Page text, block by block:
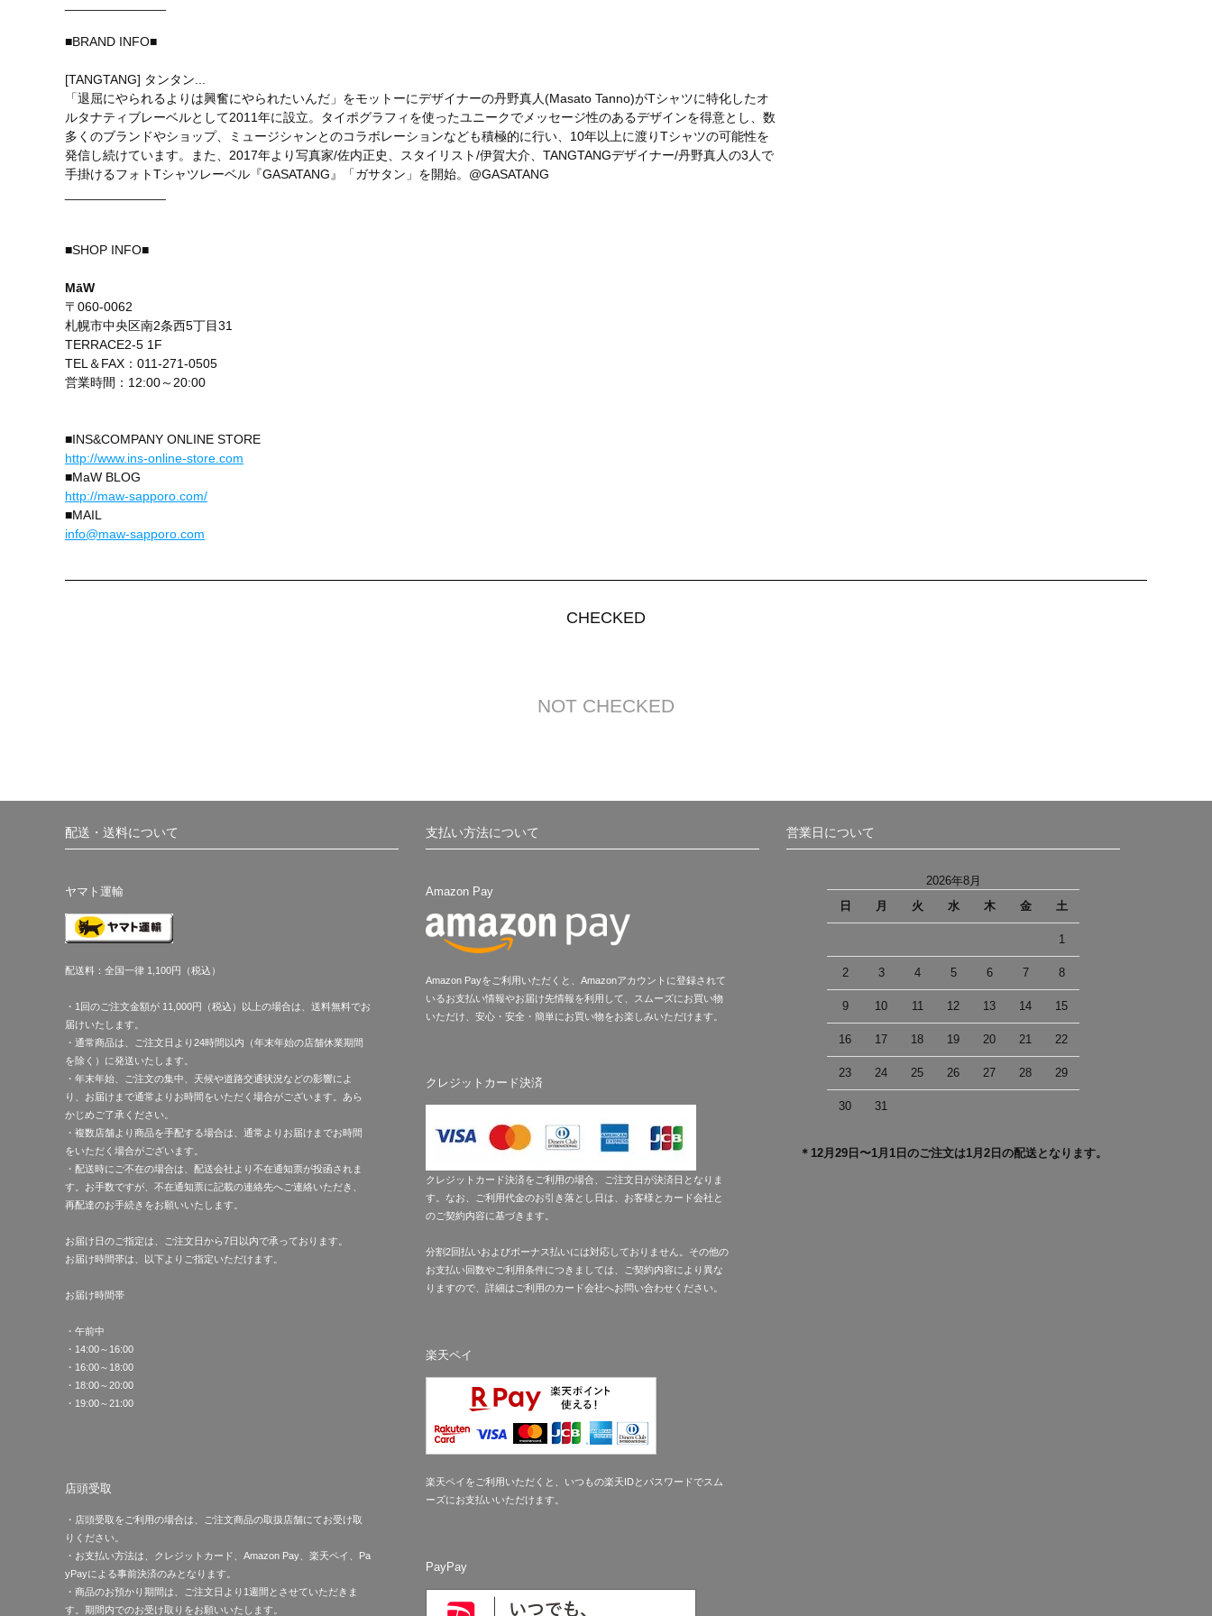
■BRAND INFO■
[TANGTANG] タンタン...
「退屈にやられるよりは興奮にやられたいんだ」をモットーにデザイナーの丹野真人(Masato Tanno)がTシャツに特化したオ
ルタナティブレーベルとして2011年に設立。タイポグラフィを使ったユニークでメッセージ性のあるデザインを得意とし、数
多くのブランドやショップ、ミュージシャンとのコラボレーションなども積極的に行い、10年以上に渡りTシャツの可能性を
発信し続けています。また、2017年より写真家/佐内正史、スタイリスト/伊賀大介、TANGTANGデザイナー/丹野真人の3人で
手掛けるフォトTシャツレーベル『GASATANG』「ガサタン」を開始。@GASATANG
■SHOP INFO■
MāW
〒060-0062
札幌市中央区南2条西5丁目31
TERRACE2-5 1F
TEL＆FAX：011-271-0505
営業時間：12:00～20:00
■INS&COMPANY ONLINE STORE
http://www.ins-online-store.com
■MaW BLOG
http://maw-sapporo.com/
■MAIL
info@maw-sapporo.com
CHECKED
NOT CHECKED
配送・送料について
ヤマト運輸
配送料：全国一律 1,100円（税込）
・1回のご注文金額が 11,000円（税込）以上の場合は、送料無料でお
届けいたします。
・通常商品は、ご注文日より24時間以内（年末年始の店舗休業期間
を除く）に発送いたします。
・年末年始、ご注文の集中、天候や道路交通状況などの影響によ
り、お届けまで通常よりお時間をいただく場合がございます。あら
かじめご了承ください。
・複数店舗より商品を手配する場合は、通常よりお届けまでお時間
をいただく場合がございます。
・配送時にご不在の場合は、配送会社より不在通知票が投函されま
す。お手数ですが、不在通知票に記載の連絡先へご連絡いただき、
再配達のお手続きをお願いいたします。
お届け日のご指定は、ご注文日から7日以内で承っております。
お届け時間帯は、以下よりご指定いただけます。
お届け時間帯
・午前中
・14:00～16:00
・16:00～18:00
・18:00～20:00
・19:00～21:00
店頭受取
・店頭受取をご利用の場合は、ご注文商品の取扱店舗にてお受け取
りください。
・お支払い方法は、クレジットカード、Amazon Pay、楽天ペイ、Pa
yPayによる事前決済のみとなります。
・商品のお預かり期間は、ご注文日より1週間とさせていただきま
す。期間内でのお受け取りをお願いいたします。
支払い方法について
Amazon Pay
Amazon Payをご利用いただくと、Amazonアカウントに登録されて
いるお支払い情報やお届け先情報を利用して、スムーズにお買い物
いただけ、安心・安全・簡単にお買い物をお楽しみいただけます。
クレジットカード決済
クレジットカード決済をご利用の場合、ご注文日が決済日となりま
す。なお、ご利用代金のお引き落とし日は、お客様とカード会社と
のご契約内容に基づきます。
分割2回払いおよびボーナス払いには対応しておりません。その他の
お支払い回数やご利用条件につきましては、ご契約内容により異な
りますので、詳細はご利用のカード会社へお問い合わせください。
楽天ペイ
楽天ペイをご利用いただくと、いつもの楽天IDとパスワードでスム
ーズにお支払いいただけます。
PayPay
営業日について
2026年8月
日
月 火 水 木 金 土
1
2 3 4 5 6 7 8
9 10 11 12 13 14 15
16 17 18 19 20 21 22
23 24 25 26 27 28 29
30 31
＊12月29日〜1月1日のご注文は1月2日の配送となります。